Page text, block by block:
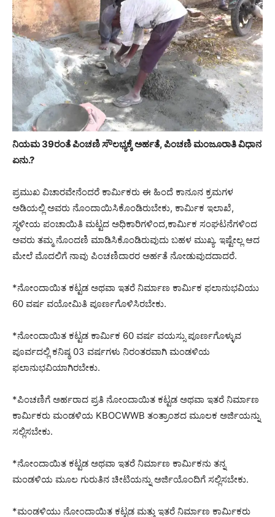
ನಿಯಮ 39ರಂತೆ ಪಿಂಚಣಿ ಸೌಲಭ್ಯಕ್ಕೆ ಅರ್ಹತೆ, ಪಿಂಚಣಿ ಮಂಜೂರಾತಿ ವಿಧಾನ
ಏನು.?
ಪ್ರಮುಖ ವಿಚಾರವೇನೆಂದರೆ ಕಾರ್ಮಿಕರು ಈ ಹಿಂದೆ ಕಾನೂನ ಕ್ರಮಗಳ
ಅಡಿಯಲ್ಲಿ ಅವರು ನೊಂದಾಯಿಸಿಕೊಂಡಿರುಬೇಕು, ಕಾರ್ಮಿಕ ಇಲಾಖೆ,
ಸ್ಥಳೀಯ ಪಂಚಾಯಿತಿ ಮಟ್ಟದ ಅಧಿಕಾರಿಗಳಿಂದ,ಕಾರ್ಮಿಕ ಸಂಘಟನೆಗಳಿಂದ
ಅವರು ತಮ್ಮ ನೊಂದಣಿ ಮಾಡಿಸಿಕೊಂಡಿರುವುದು ಬಹಳ ಮುಖ್ಯ. ಇಷ್ಟೇಲ್ಲ ಆದ
ಮೇಲೆ ಮೊದಲಿಗೆ ನಾವು ಪಿಂಚಣಿದಾರರ ಅರ್ಹತೆ ನೋಡುವುದದಾದರೆ.
*ನೋಂದಾಯಿತ ಕಟ್ಟಡ ಅಥವಾ ಇತರೆ ನಿರ್ಮಾಣ ಕಾರ್ಮಿಕ ಫಲಾನುಭವಿಯು
60 ವರ್ಷ ವಯೋಮಿತಿ ಪೂರ್ಣಗೊಳಿಸಿರಬೇಕು.
*ನೋಂದಾಯಿತ ಕಟ್ಟಡ ಕಾರ್ಮಿಕ 60 ವರ್ಷ ವಯಸ್ಸು ಪೂರ್ಣಗೊಳ್ಳುವ
ಪೂರ್ವದಲ್ಲಿ ಕನಿಷ್ಠ 03 ವರ್ಷಗಳು ನಿರಂತರವಾಗಿ ಮಂಡಳಿಯ
ಫಲಾನುಭವಿಯಾಗಿರಬೇಕು.
*ಪಿಂಚಣಿಗೆ ಅರ್ಹರಾದ ಪ್ರತಿ ನೋಂದಾಯಿತ ಕಟ್ಟಡ ಅಥವಾ ಇತರೆ ನಿರ್ಮಾಣ
ಕಾರ್ಮಿಕರು ಮಂಡಳಿಯ KBOCWWB ತಂತ್ರಾಂಶದ ಮೂಲಕ ಅರ್ಜಿಯನ್ನು
ಸಲ್ಲಿಸಬೇಕು.
*ನೋಂದಾಯಿತ ಕಟ್ಟಡ ಅಥವಾ ಇತರೆ ನಿರ್ಮಾಣ ಕಾರ್ಮಿಕನು ತನ್ನ
ಮಂಡಳಿಯ ಮೂಲ ಗುರುತಿನ ಚೀಟಿಯನ್ನು ಅರ್ಜಿಯೊಂದಿಗೆ ಸಲ್ಲಿಸಬೇಕು.
*ಮಂಡಳಿಯು ನೋಂದಾಯಿತ ಕಟ್ಟಡ ಮತ್ತು ಇತರೆ ನಿರ್ಮಾಣ ಕಾರ್ಮಿಕರು